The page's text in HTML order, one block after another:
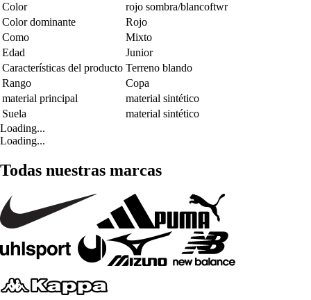
Color
rojo sombra/blancoftwr
Color dominante
Rojo
Como
Mixto
Edad
Junior
Características del producto Terreno blando
Rango
Copa
material principal
material sintético
Suela
material sintético
Loading...
Loading...
Todas nuestras marcas